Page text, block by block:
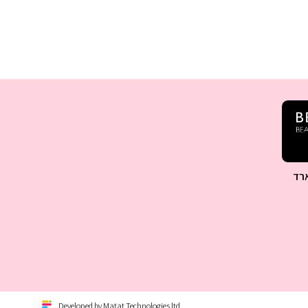
Developed by Matat Technologies ltd